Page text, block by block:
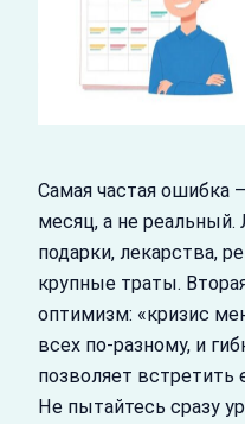
Самая частая ошибка
месяц, а не
подарки, лекарства,
крупные траты.
оптимизм: «кризис
всех по-разному, и
позволяет
Не пытайтесь сразу